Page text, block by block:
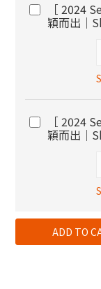
［ 2024
穎而出｜
［ 2024
穎而出｜
ADD TO